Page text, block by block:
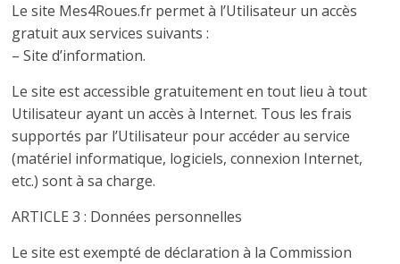
Le site Mes4Roues.fr permet à l’Utilisateur un accès
gratuit aux services suivants :
– Site d’information.
Le site est accessible gratuitement en tout lieu à tout
Utilisateur ayant un accès à Internet. Tous les frais
supportés par l’Utilisateur pour accéder au service
(matériel informatique, logiciels, connexion Internet,
etc.) sont à sa charge.
ARTICLE 3 : Données personnelles
Le site est exempté de déclaration à la Commission